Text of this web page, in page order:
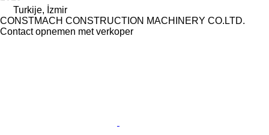
Turkije, İzmir
CONSTMACH CONSTRUCTION MACHINERY CO.LTD.
Contact opnemen met verkoper